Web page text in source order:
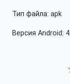
Тип файла: apk
Версия Android: